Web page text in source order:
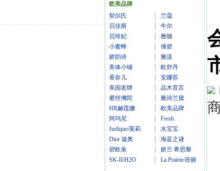
欧美品牌
契尔氏
兰蔻
贝佳斯
牛尔
贝玲妃
雅顿
小蜜蜂
倩碧
娇韵诗
雅漾
美体小铺
欧舒丹
香奈儿
安娜苏
美国老牌
品木宣言
蜜丝佛陀
雅诗兰黛
HR赫莲娜
欧美品牌
阿玛尼
Fresh
Jurlique/茱莉
水宝宝
Dior 迪奥
海蓝之谜
碧欧泉
娇兰 希思黎
SK-II/H2O
La Prairie/蓓丽